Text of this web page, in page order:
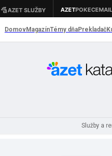
Služby a